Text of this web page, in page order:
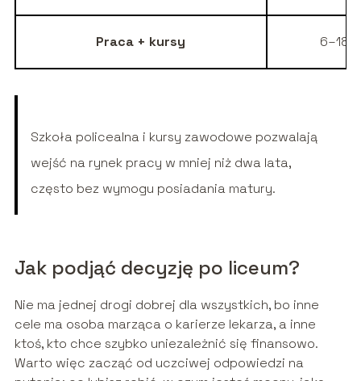
Praca + kursy 6–18
Szkoła policealna i kursy zawodowe pozwalają
wejść na rynek pracy w mniej niż dwa lata,
często bez wymogu posiadania matury.
Jak podjąć decyzję po liceum?
Nie ma jednej drogi dobrej dla wszystkich, bo inne
cele ma osoba marząca o karierze lekarza, a inne
ktoś, kto chce szybko uniezależnić się finansowo.
Warto więc zacząć od uczciwej odpowiedzi na